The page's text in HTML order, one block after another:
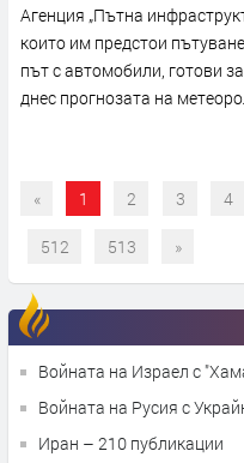
Агенция „Пътна
които им предстои
път с автомобили, готови
днес прогнозата на
« 1 2 3 4
512 513 »
Войната на Израел с
Войната на Русия с
Иран
– 210 публикации